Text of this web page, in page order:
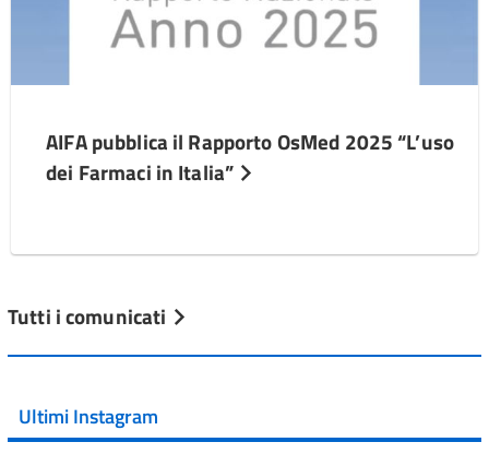
AIFA pubblica il Rapporto OsMed 2025 “L’uso
dei Farmaci in Italia”
Tutti i comunicati
Ultimi Instagram